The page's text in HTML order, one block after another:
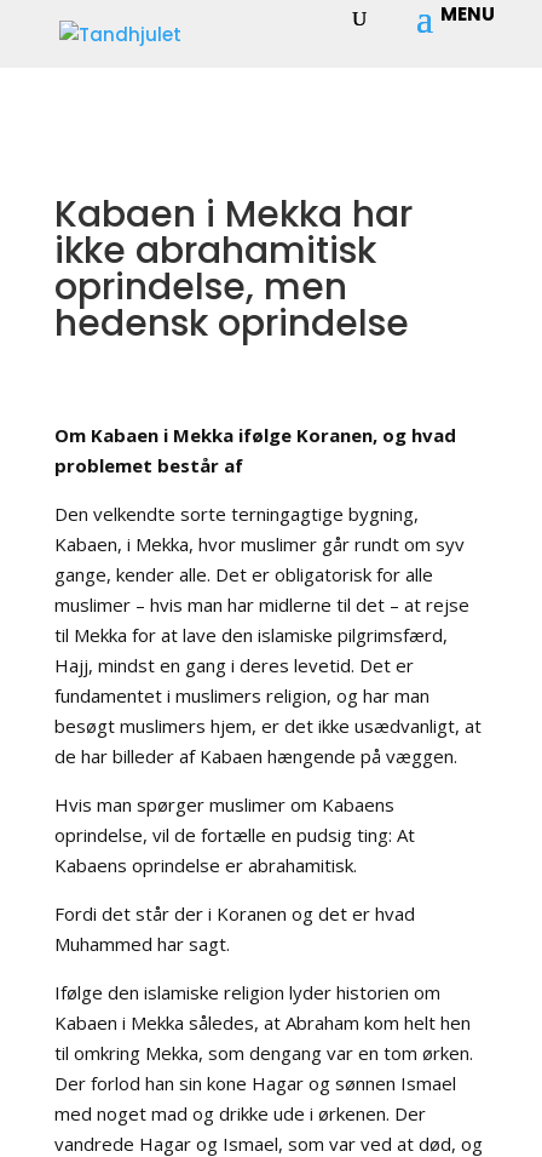
Kabaen i Mekka har
ikke abrahamitisk
oprindelse, men
hedensk oprindelse
Om Kabaen i Mekka ifølge Koranen, og hvad
problemet består af
Den velkendte sorte terningagtige bygning,
Kabaen, i Mekka, hvor muslimer går rundt om syv
gange, kender alle. Det er obligatorisk for alle
muslimer – hvis man har midlerne til det – at rejse
til Mekka for at lave den islamiske pilgrimsfærd,
Hajj, mindst en gang i deres levetid. Det er
fundamentet i muslimers religion, og har man
besøgt muslimers hjem, er det ikke usædvanligt, at
de har billeder af Kabaen hængende på væggen.
Hvis man spørger muslimer om Kabaens
oprindelse, vil de fortælle en pudsig ting: At
Kabaens oprindelse er abrahamitisk.
Fordi det står der i Koranen og det er hvad
Muhammed har sagt.
Ifølge den islamiske religion lyder historien om
Kabaen i Mekka således, at Abraham kom helt hen
til omkring Mekka, som dengang var en tom ørken.
Der forlod han sin kone Hagar og sønnen Ismael
med noget mad og drikke ude i ørkenen. Der
vandrede Hagar og Ismael, som var ved at død, og